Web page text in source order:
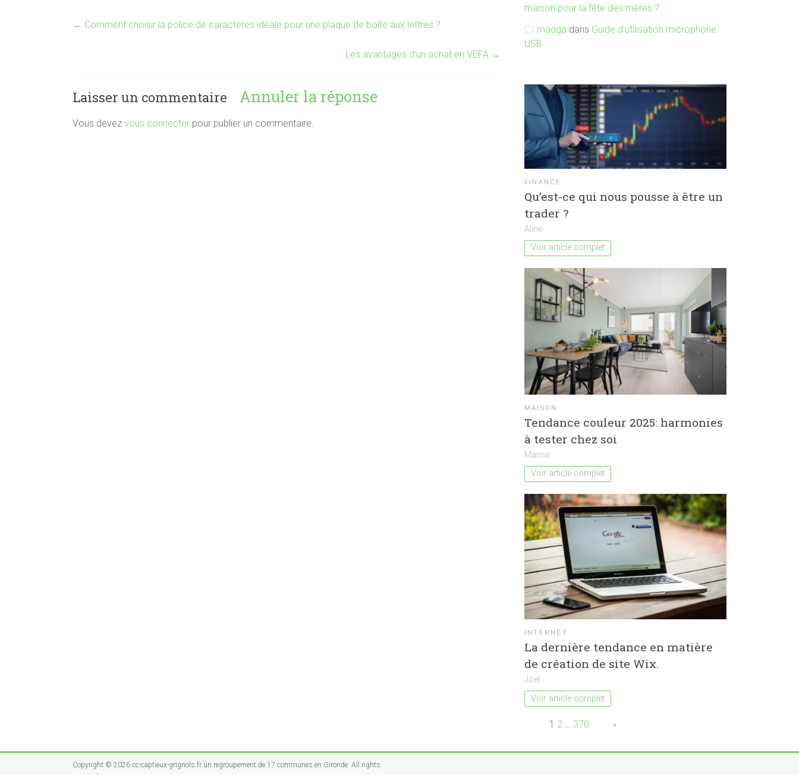
← Comment choisir la police de caractères idéale pour une plaque de boîte aux lettres ?
Les avantages d’un achat en VEFA →
Laisser un commentaire Annuler la réponse
Vous devez vous connecter pour publier un commentaire.
maison pour la fête des mères ?
madga dans Guide d’utilisation microphone
USB
FINANCE
Qu’est-ce qui nous pousse à être un
trader ?
Aline
Voir article complet
MAISON
Tendance couleur 2025: harmonies
à tester chez soi
Marise
Voir article complet
INTERNET
La dernière tendance en matière
de création de site Wix.
Joel
Voir article complet
Page:1 2 … 370 »
Copyright © 2026 cc-captieux-grignols.fr un regroupement de 17 communes en Gironde. All rights